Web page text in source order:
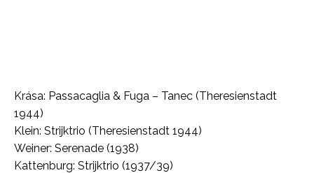
Krása: Passacaglia & Fuga – Tanec (Theresienstadt
1944)
Klein: Strijktrio (Theresienstadt 1944)
Weiner: Serenade (1938)
Kattenburg: Strijktrio (1937/39)